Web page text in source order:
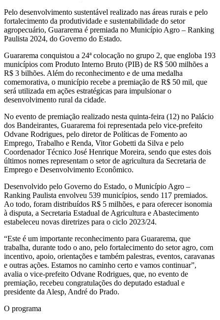
Pelo desenvolvimento sustentável realizado nas áreas rurais e pelo
fortalecimento da produtividade e sustentabilidade do setor
agropecuário, Guararema é premiada no Município Agro – Ranking
Paulista 2024, do Governo do Estado.
Guararema conquistou a 24ª colocação no grupo 2, que engloba 193
municípios com Produto Interno Bruto (PIB) de R$ 500 milhões a
R$ 3 bilhões. Além do reconhecimento e de uma medalha
comemorativa, o município recebe a premiação de R$ 50 mil, que
será utilizada em ações estratégicas para impulsionar o
desenvolvimento rural da cidade.
No evento de premiação realizado nesta quinta-feira (12) no Palácio
dos Bandeirantes, Guararema foi representada pelo vice-prefeito
Odvane Rodrigues, pelo diretor de Políticas de Fomento ao
Emprego, Trabalho e Renda, Vitor Gobetti da Silva e pelo
Coordenador Técnico José Henrique Moreira, sendo que estes dois
últimos nomes representam o setor de agricultura da Secretaria de
Emprego e Desenvolvimento Econômico.
Desenvolvido pelo Governo do Estado, o Município Agro –
Ranking Paulista envolveu 539 municípios, sendo 117 premiados.
Ao todo, foram distribuídos R$ 5 milhões, e para oferecer isonomia
à disputa, a Secretaria Estadual de Agricultura e Abastecimento
estabeleceu novas diretrizes para o ciclo 2023/24.
“Este é um importante reconhecimento para Guararema, que
trabalha, durante todo o ano, pelo fortalecimento do setor agro, com
incentivo, apoio, orientações e também palestras, eventos, caravanas
e outras ações. Estamos no caminho certo e vamos continuar”,
avalia o vice-prefeito Odvane Rodrigues, que, no evento de
premiação, recebeu congratulações do deputado estadual e
presidente da Alesp, André do Prado.
O programa